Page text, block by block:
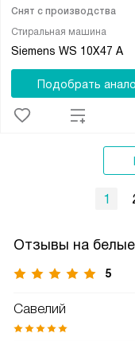
Стиральная машина
Siemens WS 10X47 A
Снят с производства
Подобрать
1
Отзывы на
5
Савелий